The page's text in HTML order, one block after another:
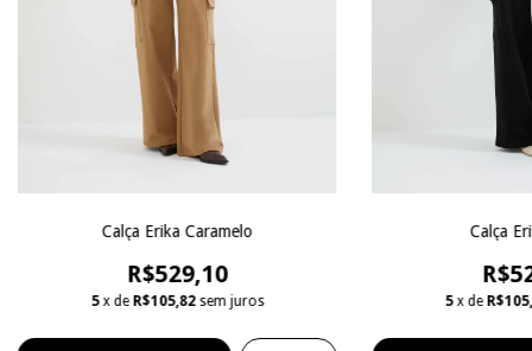
Calça Erika Caramelo
R$529,10
5 x de R$105,82 sem juros
Calça
5 x de